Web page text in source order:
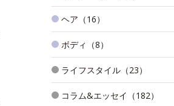
ヘア（16）
ボディ（8）
ライフスタイル（23）
コラム&エッセイ（182）